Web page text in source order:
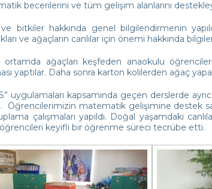
becerilerini ve tüm gelişim alanlarını
bitkiler hakkında genel bilgilendirmenin
ve ağaçların canlılar için önemi hakkında
ortamda ağaçları keşfeden anaokulu
yaptılar. Daha sonra karton kolilerden ağaç
uygulamaları kapsamında geçen derslerde
Öğrencilerimizin matematik gelişimine destek
çalışmaları yapıldı. Doğal yaşamdaki
keyifli bir öğrenme süreci tecrübe etti.